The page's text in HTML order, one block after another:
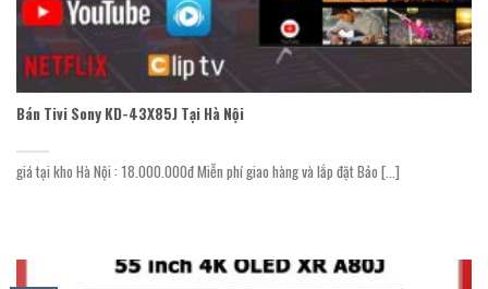
Bán Tivi Sony KD-43X85J Tại Hà Nội
giá tại kho Hà Nội : 18.000.000đ Miễn phí giao hàng và lắp đặt Bảo [...]